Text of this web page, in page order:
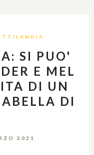
SI PUO'
E MEL
DI UN
DI
2021